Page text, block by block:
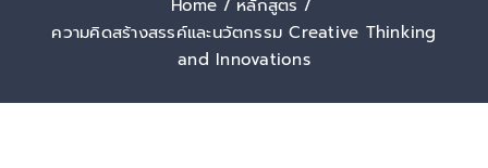
Culture &
Home
หลักสูตร
ความคิดสร้างสรรค์และนวัตกรรม Creative Thinking
and Innovations